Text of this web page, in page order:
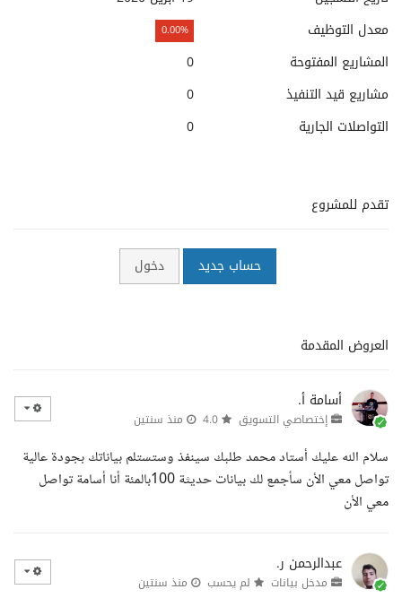
معدل التوظيف
0.00%
المشاريع المفتوحة
0
مشاريع قيد التنفيذ
0
التواصلات الجارية
0
تقدم للمشروع
حساب جديد دخول
العروض المقدمة
أسامة أ.
إختصاصي التسويق منذ سنتين
سلام الله عليك أستاد محمد طلبك سينفذ وستستلم بياناتك بجودة عالية
تواصل معي الأن سأجمع لك بيانات حديثة 100بالمئة أنا أسامة تواصل
معي الأن
عبدالرحمن ر.
مدخل بيانات لم يحسب منذ سنتين